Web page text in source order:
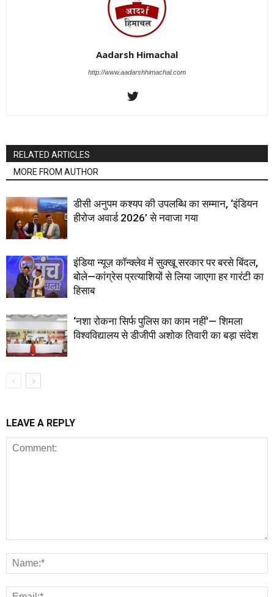
Aadarsh Himachal
http://www.aadarshhimachal.com
RELATED ARTICLES
MORE FROM AUTHOR
डीसी अनुपम कश्यप की उपलब्धि का सम्मान, ‘इंडियन
हीरोज अवार्ड 2026’ से नवाजा गया
इंडिया न्यूज़ कॉन्क्लेव में सुक्खू सरकार पर बरसे बिंदल,
बोले—कांग्रेस प्रत्याशियों से लिया जाएगा हर गारंटी का
हिसाब
‘नशा रोकना सिर्फ पुलिस का काम नहीं’— शिमला
विश्वविद्यालय से डीजीपी अशोक तिवारी का बड़ा संदेश
LEAVE A REPLY